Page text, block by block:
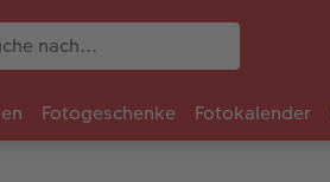
Fotogeschenke Fotokalender